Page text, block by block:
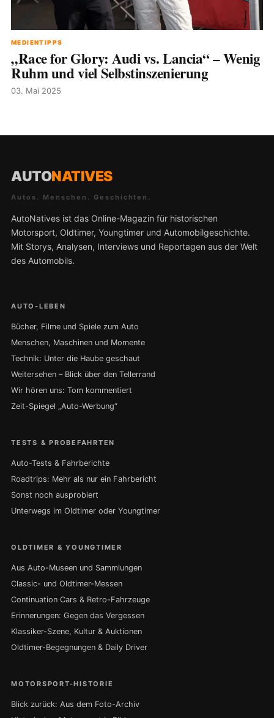
MEDIENTIPPS
„Race for Glory: Audi vs. Lancia“ – Wenig
Ruhm und viel Selbstinszenierung
03. Mai 2025
AUTONATIVES
Autos. Menschen. Geschichten.
AutoNatives ist das Online-Magazin für historischen
Motorsport, Oldtimer, Youngtimer und Automobilgeschichte.
Mit Storys, Analysen, Interviews und Reportagen aus der Welt
des Automobils.
AUTO-LEBEN
Bücher, Filme und Spiele zum Auto
Menschen, Maschinen und Momente
Technik: Unter die Haube geschaut
Weitersehen – Blick über den Tellerrand
Wir hören uns: Tom kommentiert
Zeit-Spiegel „Auto-Werbung“
TESTS & PROBEFAHRTEN
Auto-Tests & Fahrberichte
Roadtrips: Mehr als nur ein Fahrbericht
Sonst noch ausprobiert
Unterwegs im Oldtimer oder Youngtimer
OLDTIMER & YOUNGTIMER
Aus Auto-Museen und Sammlungen
Classic- und Oldtimer-Messen
Continuation Cars & Retro-Fahrzeuge
Erinnerungen: Gegen das Vergessen
Klassiker-Szene, Kultur & Auktionen
Oldtimer-Begegnungen & Daily Driver
MOTORSPORT-HISTORIE
Blick zurück: Aus dem Foto-Archiv